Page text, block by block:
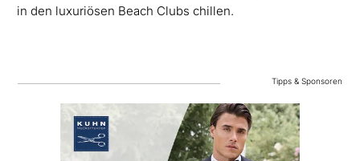
in den luxuriösen Beach Clubs chillen.
Tipps & Sponsoren